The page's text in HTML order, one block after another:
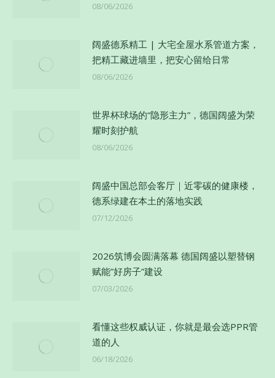
08/06/2026
阔盛德系精工 | 大宅全屋水系管道方案，
把精工藏进墙里，把安心留给日常
08/06/2026
世界杯球场的“隐形主力”，德国阔盛为荣
耀时刻护航
08/06/2026
阔盛中国总部会客厅｜近零碳的健康楼，
德系绿建在本土的落地实践
07/12/2026
2026筑博会圆满落幕 德国阔盛以塑替钢
赋能”好房子”建设
07/03/2026
看懂这些权威认证，你就是最会选PPR管
道的人
06/18/2026